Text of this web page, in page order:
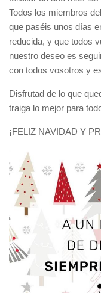
Todos los miembros
que paséis unos días
reducida, y que todos
nuestro deseo es
con todos vosotros y
Disfrutad de lo que
traiga lo mejor para
¡FELIZ NAVIDAD Y